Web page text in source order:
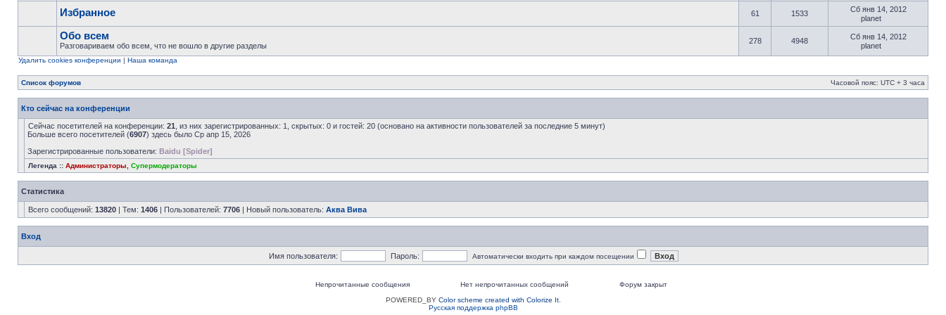
Избранное 61 1533
Сб янв 14, 2012
planet
Обо всем
Разговариваем обо всем, что не вошло в другие разделы
278 4948
Сб янв 14, 2012
planet
Удалить cookies конференции | Наша команда
Список форумов Часовой пояс: UTC + 3 часа
Кто сейчас на конференции
Сейчас посетителей на конференции: 21 , из них зарегистрированных: 1, скрытых: 0 и гостей: 20 (основано на активности пользователей за последние 5 минут)
Больше всего посетителей (6907) здесь было Ср апр 15, 2026
Зарегистрированные пользователи: Baidu [Spider]
Легенда :: Администраторы Супермодераторы
Статистика
Всего сообщений: 13820 | Тем: 1406 | Пользователей: 7706 | Новый пользователь: Аква Вива
Вход
Имя пользователя: Пароль: Автоматически входить при каждом посещении
Непрочитанные сообщения Нет непрочитанных сообщений
Форум закрыт
POWERED_BY Color scheme created with Colorize It.
Русская поддержка phpBB